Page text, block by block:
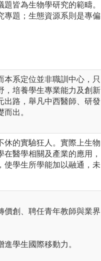
皆為生物學研究的範疇。
專題；生態資源系則是專偏
本系定位並非職訓中心，只
，培養學生專業能力及創新
出路，舉凡中西醫師、研發
出。
休的實驗狂人。實際上生物
醫學相關及產業的應用，
使學生所學能加以融通，未
價創、聘任青年教師與業界
學生國際移動力。